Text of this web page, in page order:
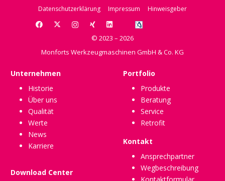
Datenschutzerklärung Impressum Hinweisgeber
© 2023 – 2026
Monforts Werkzeugmaschinen GmbH & Co. KG
Unternehmen
Historie
Über uns
Qualität
Werte
News
Karriere
Download Center
Portfolio
Produkte
Beratung
Service
Retrofit
Kontakt
Ansprechpartner
Wegbeschreibung